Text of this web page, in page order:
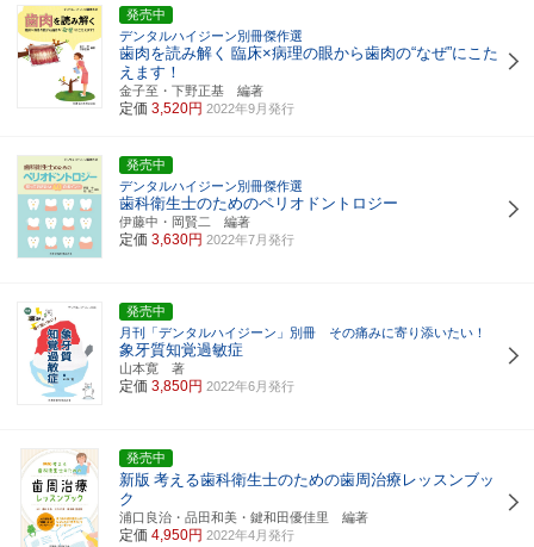
発売中
デンタルハイジーン別冊傑作選
歯肉を読み解く 臨床×病理の眼から歯肉の“なぜ”にこた
えます！
金子至・下野正基 編著
定価 3,520円 2022年9月発行
発売中
デンタルハイジーン別冊傑作選
歯科衛生士のためのペリオドントロジー
伊藤中・岡賢二 編著
定価 3,630円 2022年7月発行
発売中
月刊「デンタルハイジーン」別冊 その痛みに寄り添いたい！
象牙質知覚過敏症
山本寛 著
定価 3,850円 2022年6月発行
発売中
新版 考える歯科衛生士のための歯周治療レッスンブッ
ク
浦口良治・品田和美・鍵和田優佳里 編著
定価 4,950円 2022年4月発行